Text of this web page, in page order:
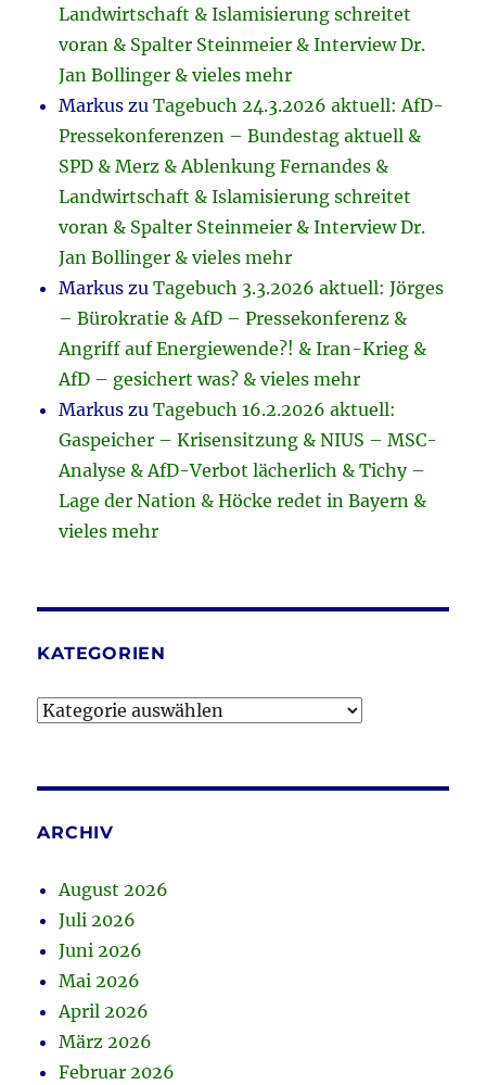
Landwirtschaft & Islamisierung schreitet
voran & Spalter Steinmeier & Interview Dr.
Jan Bollinger & vieles mehr
Markus zuTagebuch 24.3.2026 aktuell: AfD-
Pressekonferenzen – Bundestag aktuell &
SPD & Merz & Ablenkung Fernandes &
Landwirtschaft & Islamisierung schreitet
voran & Spalter Steinmeier & Interview Dr.
Jan Bollinger & vieles mehr
Markus zuTagebuch 3.3.2026 aktuell: Jörges
– Bürokratie & AfD – Pressekonferenz &
Angriff auf Energiewende?! & Iran-Krieg &
AfD – gesichert was? & vieles mehr
Markus zuTagebuch 16.2.2026 aktuell:
Gaspeicher – Krisensitzung & NIUS – MSC-
Analyse & AfD-Verbot lächerlich & Tichy –
Lage der Nation & Höcke redet in Bayern &
vieles mehr
KATEGORIEN
Kategorien
ARCHIV
August 2026
Juli 2026
Juni 2026
Mai 2026
April 2026
März 2026
Februar 2026